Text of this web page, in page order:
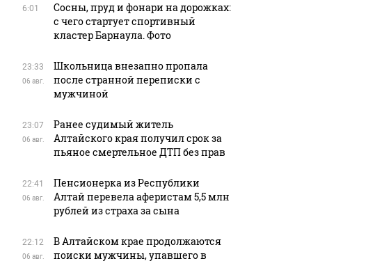
6:01
Сосны, пруд и фонари на дорожках:
с чего стартует спортивный
кластер Барнаула. Фото
23:33
06 авг.
Школьница внезапно пропала
после странной переписки с
мужчиной
23:07
06 авг.
Ранее судимый житель
Алтайского края получил срок за
пьяное смертельное ДТП без прав
22:41
06 авг.
Пенсионерка из Республики
Алтай перевела аферистам 5,5 млн
рублей из страха за сына
22:12
06 авг.
В Алтайском крае продолжаются
поиски мужчины, упавшего в